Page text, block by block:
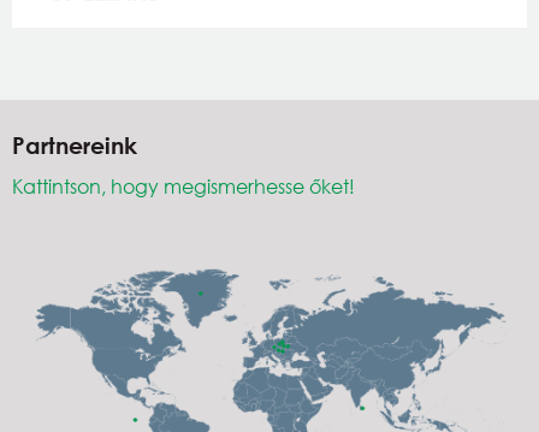
Partnereink
Kattintson, hogy megismerhesse őket!